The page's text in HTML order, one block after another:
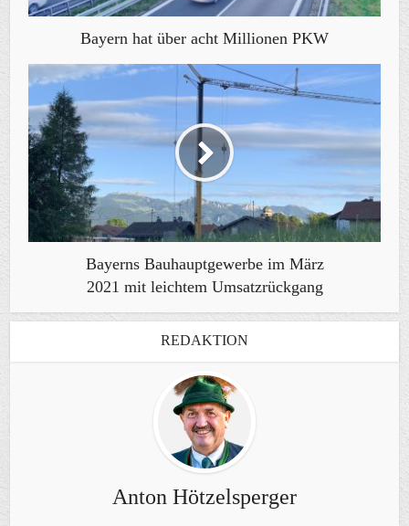
Bayern hat über acht Millionen PKW
Bayerns Bauhauptgewerbe im März
2021 mit leichtem Umsatzrückgang
REDAKTION
Anton Hötzelsperger